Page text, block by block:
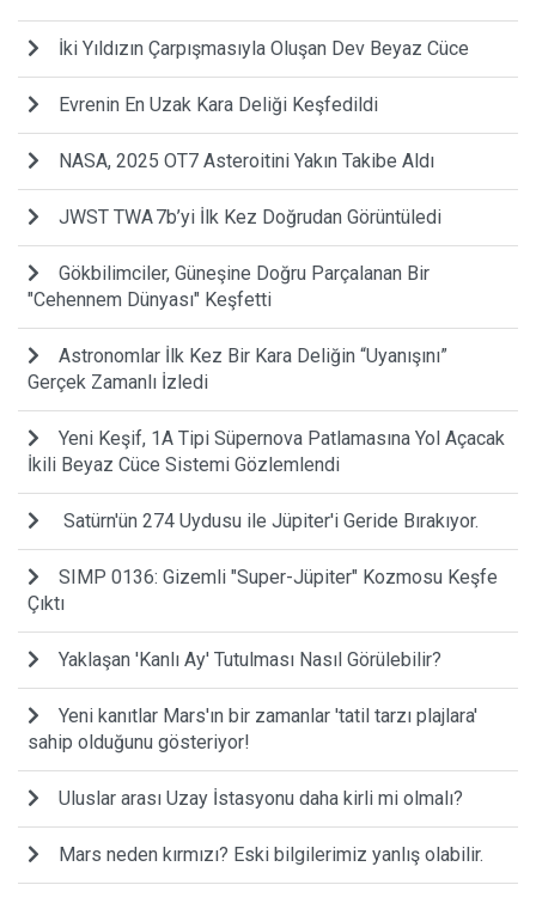
İki Yıldızın Çarpışmasıyla Oluşan Dev Beyaz Cüce
Evrenin En Uzak Kara Deliği Keşfedildi
NASA, 2025 OT7 Asteroitini Yakın Takibe Aldı
JWST TWA 7b’yi İlk Kez Doğrudan Görüntüledi
Gökbilimciler, Güneşine Doğru Parçalanan Bir
"Cehennem Dünyası" Keşfetti
Astronomlar İlk Kez Bir Kara Deliğin “Uyanışını”
Gerçek Zamanlı İzledi
Yeni Keşif, 1A Tipi Süpernova Patlamasına Yol Açacak
İkili Beyaz Cüce Sistemi Gözlemlendi
Satürn'ün 274 Uydusu ile Jüpiter'i Geride Bırakıyor.
SIMP 0136: Gizemli "Super-Jüpiter" Kozmosu Keşfe
Çıktı
Yaklaşan 'Kanlı Ay' Tutulması Nasıl Görülebilir?
Yeni kanıtlar Mars'ın bir zamanlar 'tatil tarzı plajlara'
sahip olduğunu gösteriyor!
Uluslar arası Uzay İstasyonu daha kirli mi olmalı?
Mars neden kırmızı? Eski bilgilerimiz yanlış olabilir.